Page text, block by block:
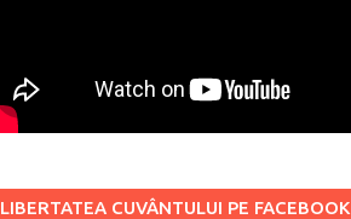
LIBERTATEA CUVÂNTULUI PE FACEBOOK